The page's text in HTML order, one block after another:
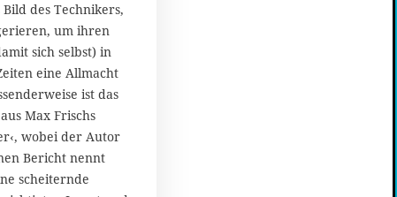
des Technikers,
um ihren
sich selbst) in
eine Allmacht
ist das
Max Frischs
wobei der Autor
Bericht nennt
scheiternde